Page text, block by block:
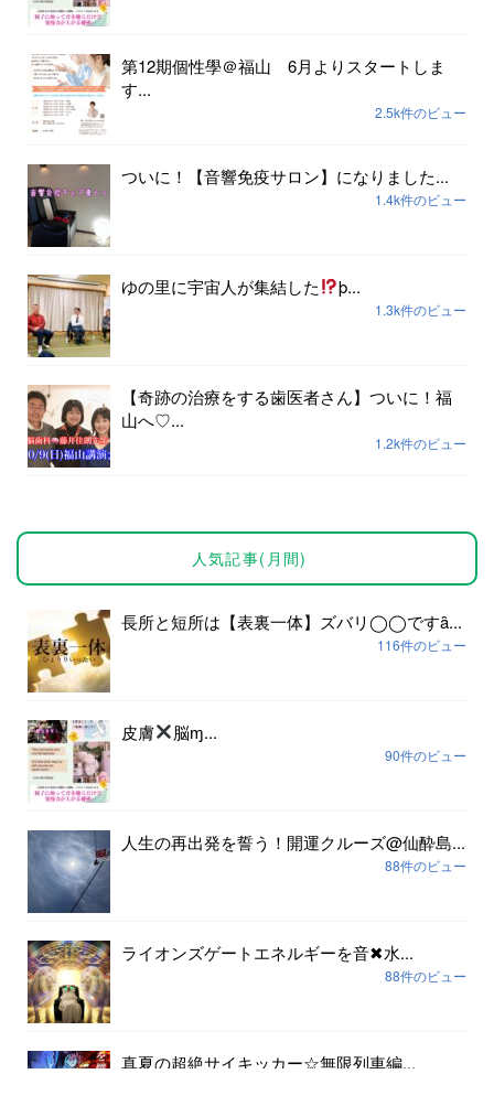
第12期個性學＠福山 6月よりスタートしま
す...
2.5k件のビュー
ついに！【音響免疫サロン】になりました...
1.4k件のビュー
ゆの里に宇宙人が集結した þ...
1.3k件のビュー
【奇跡の治療をする歯医者さん】ついに！福
山へ♡...
1.2k件のビュー
人気記事(月間)
長所と短所は【表裏一体】ズバリ◯◯ですȃ...
116件のビュー
皮膚 脳ɱ...
90件のビュー
人生の再出発を誓う！開運クルーズ@仙酔島...
88件のビュー
ライオンズゲートエネルギーを音✖︎水...
88件のビュー
真夏の超絶サイキッカー☆無限列車編...